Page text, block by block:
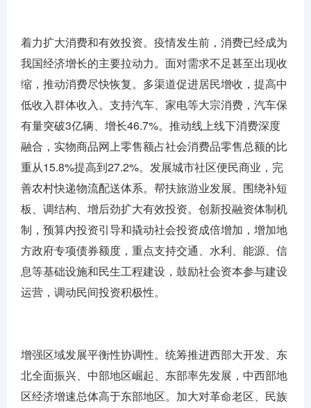
着力扩大消费和有效投资。疫情发生前，消费已经成为
我国经济增长的主要拉动力。面对需求不足甚至出现收
缩，推动消费尽快恢复。多渠道促进居民增收，提高中
低收入群体收入。支持汽车、家电等大宗消费，汽车保
有量突破3亿辆、增长46.7%。推动线上线下消费深度
融合，实物商品网上零售额占社会消费品零售总额的比
重从15.8%提高到27.2%。发展城市社区便民商业，完
善农村快递物流配送体系。帮扶旅游业发展。围绕补短
板、调结构、增后劲扩大有效投资。创新投融资体制机
制，预算内投资引导和撬动社会投资成倍增加，增加地
方政府专项债券额度，重点支持交通、水利、能源、信
息等基础设施和民生工程建设，鼓励社会资本参与建设
运营，调动民间投资积极性。
增强区域发展平衡性协调性。统筹推进西部大开发、东
北全面振兴、中部地区崛起、东部率先发展，中西部地
区经济增速总体高于东部地区。加大对革命老区、民族